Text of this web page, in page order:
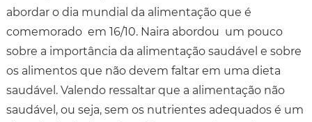
abordar o dia mundial da alimentação que é
comemorado em 16/10. Naira abordou um pouco
sobre a importância da alimentação saudável e sobre
os alimentos que não devem faltar em uma dieta
saudável. Valendo ressaltar que a alimentação não
saudável, ou seja, sem os nutrientes adequados é um